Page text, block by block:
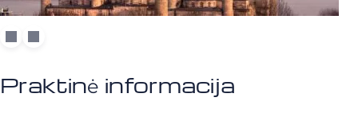
Praktinė informacija